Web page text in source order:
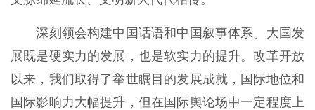
深刻领会构建中国话语和中国叙事体系。大国发
展既是硬实力的发展，也是软实力的提升。改革开放
以来，我们取得了举世瞩目的发展成就，国际地位和
国际影响力大幅提升，但在国际舆论场中一定程度上